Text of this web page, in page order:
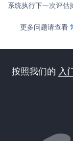
系统执行下一次评估
更多问题请查看
按照我们的 入